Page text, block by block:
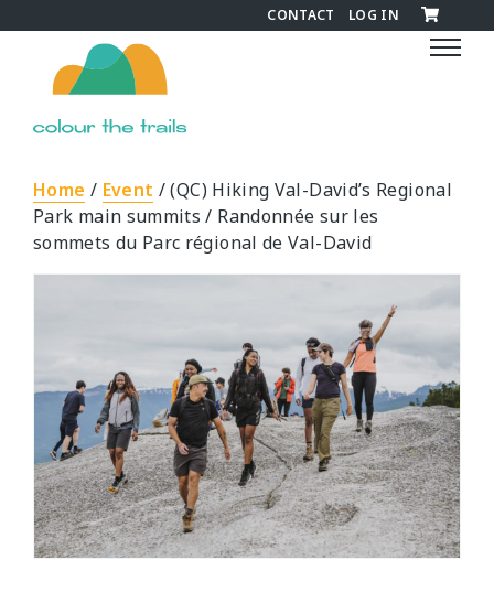
CONTACT LOG IN
r
t
h
i
l
Home / Event / (QC) Hiking Val-David’s Regional
Park main summits / Randonnée sur les
sommets du Parc régional de Val-David